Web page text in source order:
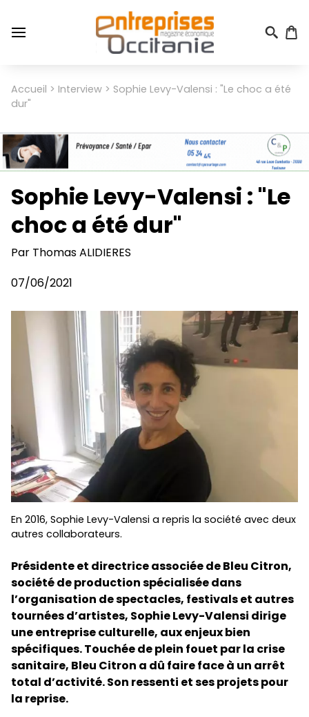
au
contenu
Menu
du
de
l'utilisateur
Fil
Accueil Interview
Sophie Levy-Valensi : "Le choc a été
dur"
Sophie Levy-Valensi : "Le
choc a été dur"
Par Thomas ALIDIERES
07/06/2021
En 2016, Sophie Levy-Valensi a repris la société avec deux
autres collaborateurs.
Présidente et directrice associée de Bleu Citron,
société de production spécialisée dans
l’organisation despectacles, festivals et autres
tournées d’artistes, Sophie Levy-Valensi dirige
une entreprise culturelle, aux enjeux bien
spécifiques. Touchée de plein fouet par la crise
sanitaire, Bleu Citron a dû faire face à un arrêt
total d’activité. Son ressenti et ses projets pour
la reprise.